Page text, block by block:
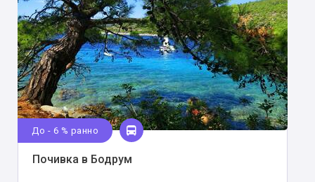
До - 6 % ранно
Почивка в Бодрум